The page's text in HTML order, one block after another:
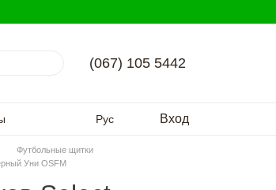
(067) 105 5442
Рус Вход
Футбольные щитки
Уни OSFM